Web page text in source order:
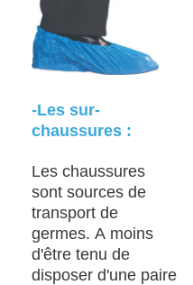
-Les sur-
chaussures :
Les chaussures
sont sources de
transport de
germes. A moins
d'être tenu de
disposer d'une paire